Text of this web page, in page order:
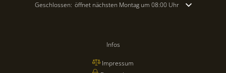
Klicken, um weitere Öffnungs- oder Schließzeiten auszublenden
Geschlossen: öffnet nächsten Montag um 08:00 Uhr
Infos
Impressum